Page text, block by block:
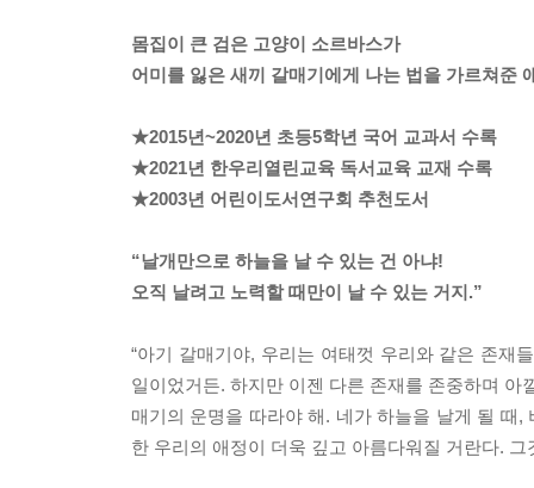
몸집이 큰 검은 고양이 소르바스가
어미를 잃은 새끼 갈매기에게 나는 법을 가르쳐준
★2015년~2020년 초등5학년 국어 교과서 수록
★2021년 한우리열린교육 독서교육 교재 수록
★2003년 어린이도서연구회 추천도서
“날개만으로 하늘을 날 수 있는 건 아냐!
오직 날려고 노력할 때만이 날 수 있는 거지.”
“아기 갈매기야, 우리는 여태껏 우리와 같은 존재
일이었거든. 하지만 이젠 다른 존재를 존중하며
매기의 운명을 따라야 해. 네가 하늘을 날게 될 때
한 우리의 애정이 더욱 깊고 아름다워질 거란다.